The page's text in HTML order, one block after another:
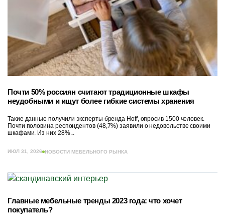
Почти 50% россиян считают традиционные шкафы
неудобными и ищут более гибкие системы хранения
Такие данные получили эксперты бренда Hoff, опросив 1500 человек.
Почти половина респондентов (48,7%) заявили о недовольстве своими
шкафами. Из них 28%...
ИЮЛ 31, 2026 НОВОСТИ МЕБЕЛЬНОГО РЫНКА
Главные мебельные тренды 2023 года: что хочет
покупатель?